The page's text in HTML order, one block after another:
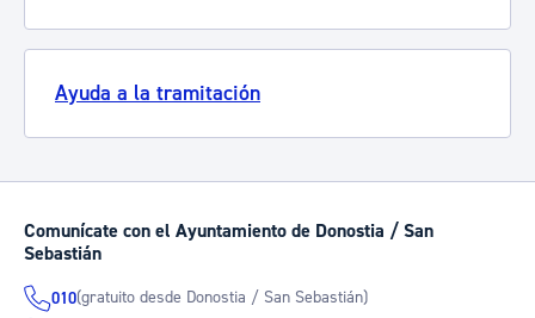
Ayuda a la tramitación
Comunícate con el Ayuntamiento de Donostia / San
Sebastián
010(gratuito desde Donostia / San Sebastián)